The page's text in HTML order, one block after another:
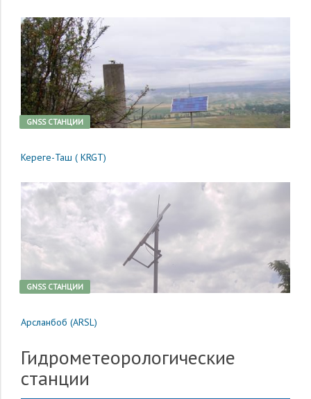
GNSS CТАНЦИИ
Кереге-Таш ( KRGT)
GNSS CТАНЦИИ
Арсланбоб (ARSL)
Гидрометеорологические
станции